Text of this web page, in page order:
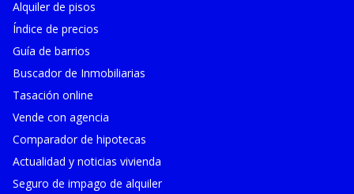
Alquiler de pisos
Índice de precios
Guía de barrios
Buscador de Inmobiliarias
Tasación online
Vende con agencia
Comparador de hipotecas
Actualidad y noticias vivienda
Seguro de impago de alquiler